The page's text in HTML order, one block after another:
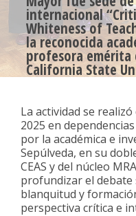
internacional
Whiteness of
la reconocida
profesora emérita
California State
La actividad se
2025 en
por la académica e
Sepúlveda, en su
CEAS y del núcleo
profundizar el
blanquitud y
perspectiva crítica e